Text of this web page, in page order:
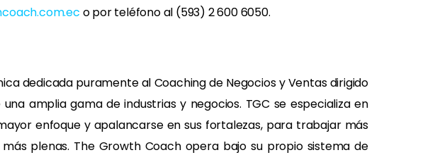
o por teléfono al (593) 2 600 6050.
dedicada puramente al Coaching de Negocios y Ventas dirigido
amplia gama de industrias y negocios. TGC se especializa en
enfoque y apalancarse en sus fortalezas, para trabajar más
plenas. The Growth Coach opera bajo su propio sistema de